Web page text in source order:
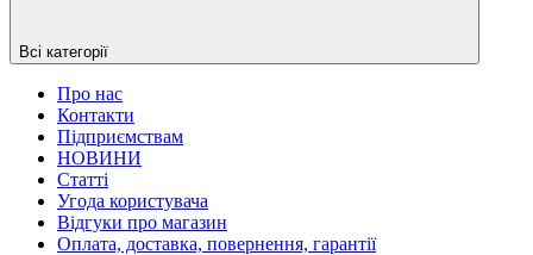
Всі категорії
Про нас
Контакти
Підприємствам
НОВИНИ
Статті
Угода користувача
Відгуки про магазин
Оплата, доставка, повернення, гарантії